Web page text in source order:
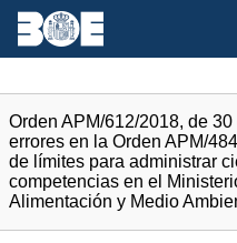
Orden APM/612/2018, de
errores en la Orden APM/
de límites para administrar
competencias en el
Alimentación y Medio